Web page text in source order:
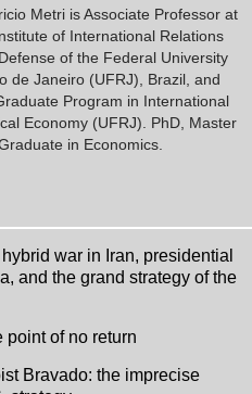
Metri is Associate Professor at
of International Relations
of the Federal University
de Janeiro (UFRJ), Brazil, and
Program in International
Economy (UFRJ). PhD, Master
in Economics.
war in Iran, presidential
and the grand strategy of the
point of no return
Bravado: the imprecise